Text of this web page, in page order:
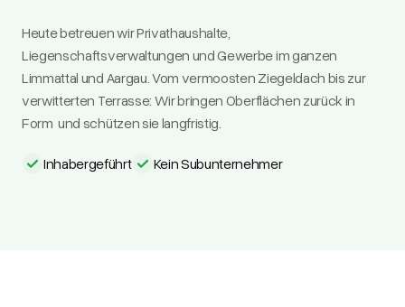
Heute betreuen wir Privathaushalte,
Liegenschaftsverwaltungen und Gewerbe im ganzen
Limmattal und Aargau. Vom vermoosten Ziegeldach bis zur
verwitterten Terrasse: Wir bringen Oberflächen zurück in
Form und schützen sie langfristig.
Inhabergeführt Kein Subunternehmer